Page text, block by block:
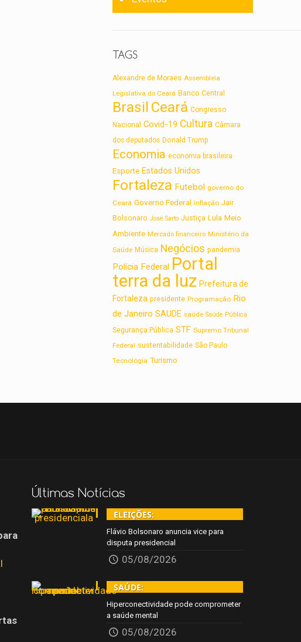
TAGS
Alexandre de Moraes Assembleia
Legislativa do Ceará Banco Central
Brasil Ceará Congresso
Nacional
Covid-19 Cultura Câmara
dos deputados Donald Trump
Economia economia brasileira
Esporte Estados Unidos
Fortaleza Futebol governo do
Ceará Governo Federal inflação Jair
Bolsonaro José Sarto Justiça Lula Meio
Ambiente Mercado financeiro Ministério da
Saúde Música Negócios pandemia
Polícia Federal Portal
terra da luz Prefeitura de
Fortaleza presidente Programação Rio
de Janeiro SAUDE saúde Saúde Pública
Segurança Pública STF Supremo Tribunal
Federal sustentabilidade São Paulo
Tecnologia Turismo
Últimas Notícias
ELEIÇÕES:
Flávio Bolsonaro anuncia vice para
disputa presidencial
05/08/2026
SAÚDE:
Hiperconectividade pode comprometer
a saúde mental
05/08/2026